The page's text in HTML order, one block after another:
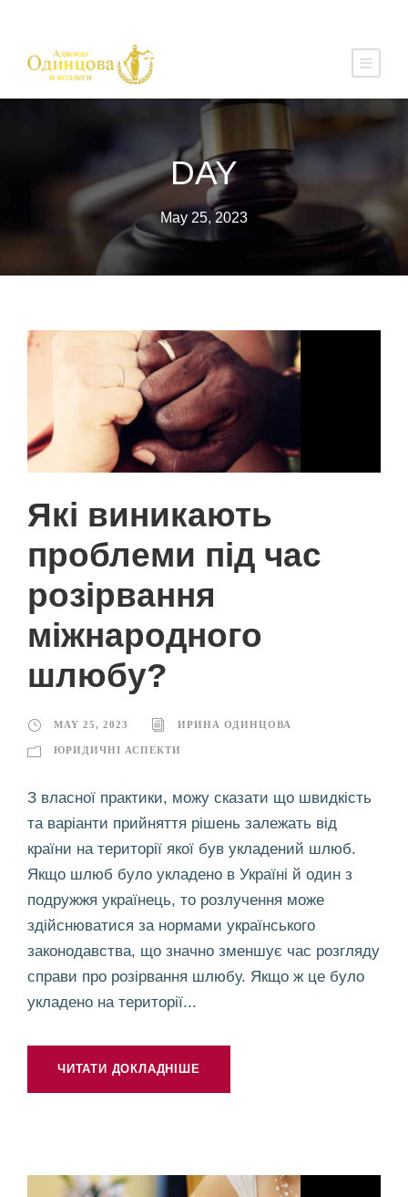
DAY
May 25, 2023
Які виникають
проблеми під час
розірвання
міжнародного
шлюбу?
MAY 25, 2023 ИРИНА ОДИНЦОВА
ЮРИДИЧНІ АСПЕКТИ
З власної практики, можу сказати що швидкість
та варіанти прийняття рішень залежать від
країни на території якої був укладений шлюб.
Якщо шлюб було укладено в Україні й один з
подружжя українець, то розлучення може
здійснюватися за нормами українського
законодавства, що значно зменшує час розгляду
справи про розірвання шлюбу. Якщо ж це було
укладено на території...
ЧИТАТИ ДОКЛАДНІШЕ